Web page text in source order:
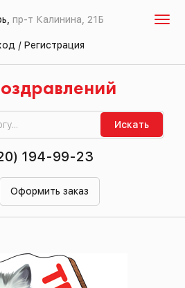
пр-т Калинина, 21Б
/ Регистрация
Искать
194-99-23
Оформить заказ